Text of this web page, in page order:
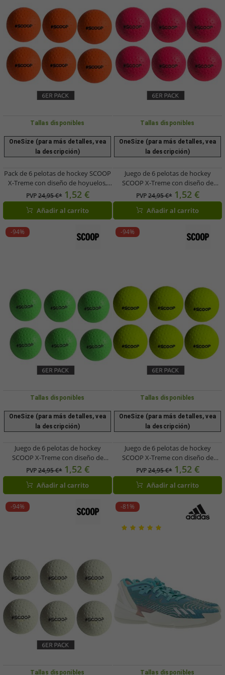
Tallas disponibles
OneSize (para más detalles, vea
la descripción)
Pack de 6 pelotas de hockey SCOOP
X-Treme con diseño de hoyuelos,
equipamiento deportivo, NI266444
naranja
PVP24,95 €* 1,52 €
Añadir al carrito
Tallas disponibles
OneSize (para más detalles, vea
la descripción)
Juego de 6 pelotas de hockey
SCOOP X-Treme con diseño de
hoyuelos, equipo deportivo,
NL266443 rosa
PVP24,95 €* 1,52 €
Añadir al carrito
-94%
Tallas disponibles
OneSize (para más detalles, vea
la descripción)
Juego de 6 pelotas de hockey
SCOOP X-Treme con diseño de
hoyuelos, equipamiento deportivo,
NL266445 Verde
PVP24,95 €* 1,52 €
Añadir al carrito
-94%
Tallas disponibles
OneSize (para más detalles, vea
la descripción)
Juego de 6 pelotas de hockey
SCOOP X-Treme con diseño de
hoyuelos, equipamiento deportivo,
NI266446, amarillo neón
PVP24,95 €* 1,52 €
Añadir al carrito
-94%
Tallas disponibles
-81%
Tallas disponibles